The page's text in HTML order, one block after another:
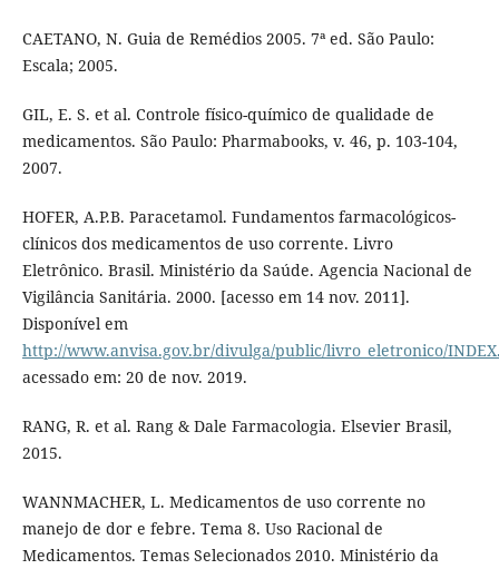
CAETANO, N. Guia de Remédios 2005. 7ª ed. São Paulo:
Escala; 2005.
GIL, E. S. et al. Controle físico-químico de qualidade de
medicamentos. São Paulo: Pharmabooks, v. 46, p. 103-104,
2007.
HOFER, A.P.B. Paracetamol. Fundamentos farmacológicos-
clínicos dos medicamentos de uso corrente. Livro
Eletrônico. Brasil. Ministério da Saúde. Agencia Nacional de
Vigilância Sanitária. 2000. [acesso em 14 nov. 2011].
Disponível em
http://www.anvisa.gov.br/divulga/public/livro_eletronico/
acessado em: 20 de nov. 2019.
RANG, R. et al. Rang & Dale Farmacologia. Elsevier Brasil,
2015.
WANNMACHER, L. Medicamentos de uso corrente no
manejo de dor e febre. Tema 8. Uso Racional de
Medicamentos. Temas Selecionados 2010. Ministério da